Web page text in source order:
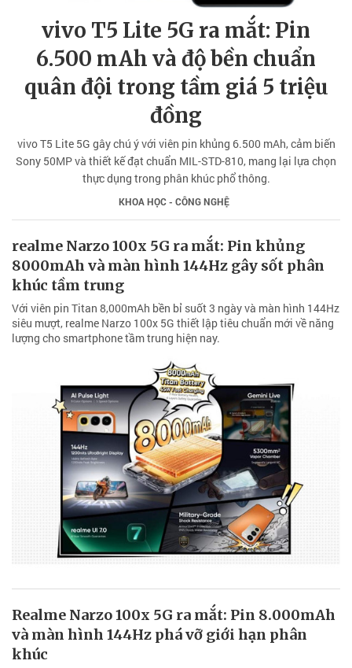
vivo T5 Lite 5G ra mắt: Pin
6.500 mAh và độ bền chuẩn
quân đội trong tầm giá 5 triệu
đồng
vivo T5 Lite 5G gây chú ý với viên pin khủng 6.500 mAh, cảm biến
Sony 50MP và thiết kế đạt chuẩn MIL-STD-810, mang lại lựa chọn
thực dụng trong phân khúc phổ thông.
KHOA HỌC - CÔNG NGHỆ
realme Narzo 100x 5G ra mắt: Pin khủng
8000mAh và màn hình 144Hz gây sốt phân
khúc tầm trung
Với viên pin Titan 8,000mAh bền bỉ suốt 3 ngày và màn hình 144Hz
siêu mượt, realme Narzo 100x 5G thiết lập tiêu chuẩn mới về năng
lượng cho smartphone tầm trung hiện nay.
Realme Narzo 100x 5G ra mắt: Pin 8.000mAh
và màn hình 144Hz phá vỡ giới hạn phân
khúc